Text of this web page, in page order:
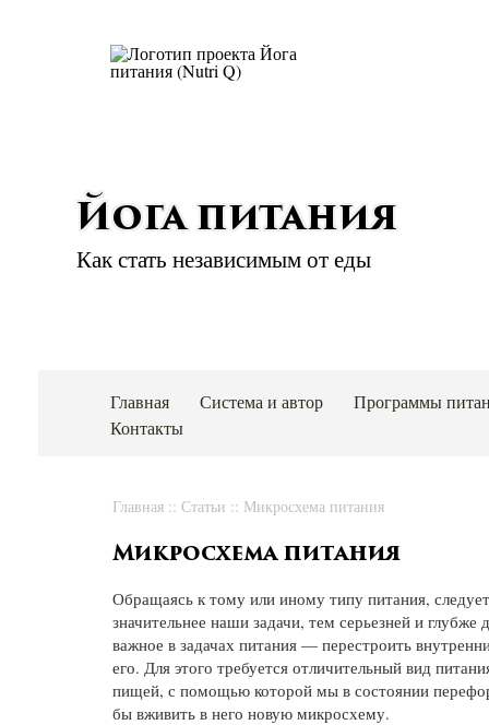
Йога питания
Как стать независимым от еды
Главная Система и автор
Программы
Контакты
Главная ::Статьи :: Микросхема питания
Микросхема питания
Обращаясь к тому или иному типу питания,
значительнее наши задачи, тем серьезней и
важное в задачах питания — перестроить
его. Для этого требуется отличительный вид
пищей, с помощью которой мы в состоянии
бы вживить в него новую микросхему.